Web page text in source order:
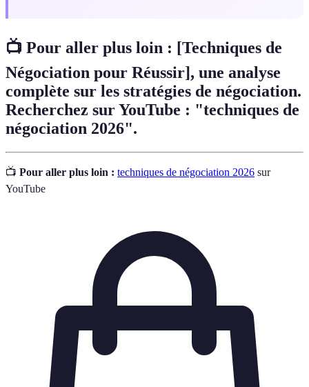
📺 Pour aller plus loin : [Techniques de
Négociation pour Réussir], une analyse
complète sur les stratégies de négociation.
Recherchez sur YouTube : "techniques de
négociation 2026".
📺 Pour aller plus loin : techniques de négociation 2026 sur
YouTube